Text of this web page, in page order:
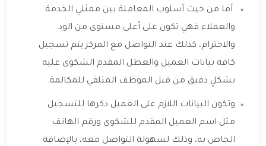
أما من حيث أسلوب المعاملة بين ممثلي الخدمة
والعملاء فهي تكون على أعلى مستوى من الود
والاحترام، كذلك عند التواصل مع المركز يتم تسجيل
كافة بيانات العميل والعطل المقدم الشكوى عليه
بشكلٍ دقيق من قبل الموظف المتلقي للمكالمة.
وتكون البيانات اللازم على العميل ذكرها للتسجيل
مثل اسم العميل المقدم للشكوى ورقم الهاتف
الخاص به، وذلك لسهولة التواصل معه، بالإضافة